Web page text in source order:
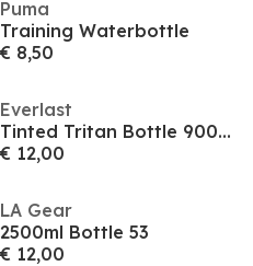
Puma
Training Waterbottle
€ 8,50
Everlast
Tinted Tritan Bottle 900ml
€ 12,00
LA Gear
2500ml Bottle 53
€ 12,00